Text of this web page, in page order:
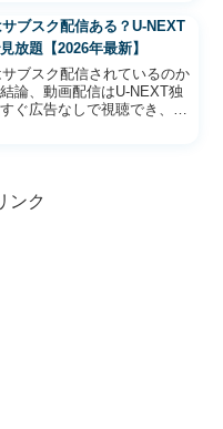
やすく解説。移動中や隙間
しにも最適です！
ブスク配信ある？U-NEXT
放題【2026年最新】
ブスク配信されているのか
論、動画配信はU-NEXT独
ぐ広告なしで視聴でき、シ
ンク